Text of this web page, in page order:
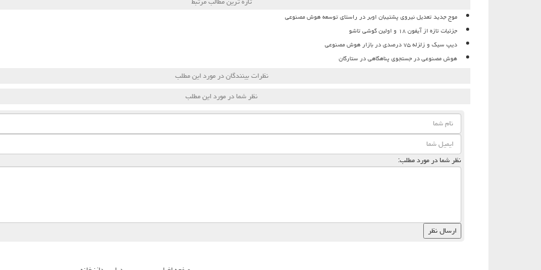
موج جدید تعدیل نیروی پشتیبان اوبر در راستای توسعه هوش مصنوعی
جزئیات تازه از آیفون ۱۸ و اولین گوشی تاشو
دیپ سیک و زلزله ۷۵ درصدی در بازار هوش مصنوعی
هوش مصنوعی در جستجوی پناهگاهی در ستارگان
نظرات بینندگان در مورد این مطلب
نظر شما در مورد این مطلب
نظر شما در مورد مطلب: